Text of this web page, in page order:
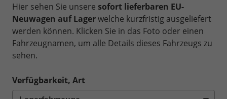
Hier sehen Sie unsere sofort lieferbaren EU-
Neuwagen auf Lagerwelche kurzfristig ausgeliefert
werden können. Klicken Sie in das Foto oder einen
Fahrzeugnamen, um alle Details dieses Fahrzeugs zu
sehen.
Verfügbarkeit, Art